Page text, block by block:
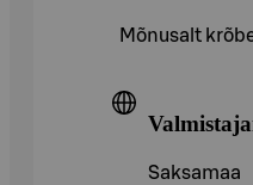
Mõnusalt
Saksamaa